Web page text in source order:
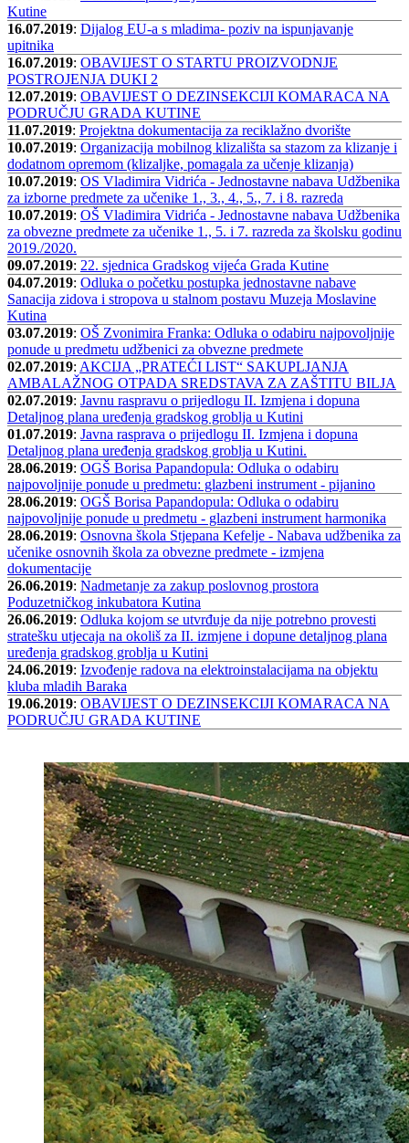
Kutine
16.07.2019: Dijalog EU-a s mladima- poziv na ispunjavanje
upitnika
16.07.2019: OBAVIJEST O STARTU PROIZVODNJE
POSTROJENJA DUKI 2
12.07.2019: OBAVIJEST O DEZINSEKCIJI KOMARACA NA
PODRUČJU GRADA KUTINE
11.07.2019: Projektna dokumentacija za reciklažno dvorište
10.07.2019: Organizacija mobilnog klizališta sa stazom za klizanje i
dodatnom opremom (klizaljke, pomagala za učenje klizanja)
10.07.2019: OS Vladimira Vidrića - Jednostavne nabava Udžbenika
za izborne predmete za učenike 1., 3., 4., 5., 7. i 8. razreda
10.07.2019: OŠ Vladimira Vidrića - Jednostavne nabava Udžbenika
za obvezne predmete za učenike 1., 5. i 7. razreda za školsku godinu
2019./2020.
09.07.2019: 22. sjednica Gradskog vijeća Grada Kutine
04.07.2019: Odluka o početku postupka jednostavne nabave
Sanacija zidova i stropova u stalnom postavu Muzeja Moslavine
Kutina
03.07.2019: OŠ Zvonimira Franka: Odluka o odabiru najpovoljnije
ponude u predmetu udžbenici za obvezne predmete
02.07.2019: AKCIJA „PRATEĆI LIST“ SAKUPLJANJA
AMBALAŽNOG OTPADA SREDSTAVA ZA ZAŠTITU BILJA
02.07.2019: Javnu raspravu o prijedlogu II. Izmjena i dopuna
Detaljnog plana uređenja gradskog groblja u Kutini
01.07.2019: Javna rasprava o prijedlogu II. Izmjena i dopuna
Detaljnog plana uređenja gradskog groblja u Kutini.
28.06.2019: OGŠ Borisa Papandopula: Odluka o odabiru
najpovoljnije ponude u predmetu: glazbeni instrument - pijanino
28.06.2019: OGŠ Borisa Papandopula: Odluka o odabiru
najpovoljnije ponude u predmetu - glazbeni instrument harmonika
28.06.2019: Osnovna škola Stjepana Kefelje - Nabava udžbenika za
učenike osnovnih škola za obvezne predmete - izmjena
dokumentacije
26.06.2019: Nadmetanje za zakup poslovnog prostora
Poduzetničkog inkubatora Kutina
26.06.2019: Odluka kojom se utvrđuje da nije potrebno provesti
stratešku utjecaja na okoliš za II. izmjene i dopune detaljnog plana
uređenja gradskog groblja u Kutini
24.06.2019: Izvođenje radova na elektroinstalacijama na objektu
kluba mladih Baraka
19.06.2019: OBAVIJEST O DEZINSEKCIJI KOMARACA NA
PODRUČJU GRADA KUTINE